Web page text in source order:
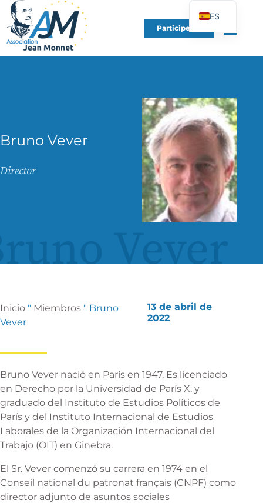
Participe en
Bruno Vever
Director
Vever
Inicio " Miembros " Bruno
Vever
13 de abril de
2022
Bruno Vever nació en París en 1947. Es licenciado
en Derecho por la Universidad de París X, y
graduado del Instituto de Estudios Políticos de
París y del Instituto Internacional de Estudios
Laborales de la Organización Internacional del
Trabajo (OIT) en Ginebra.
El Sr. Vever comenzó su carrera en 1974 en el
Conseil national du patronat français (CNPF) como
director adjunto de asuntos sociales
ES
FR
EN
PT
PL
UK